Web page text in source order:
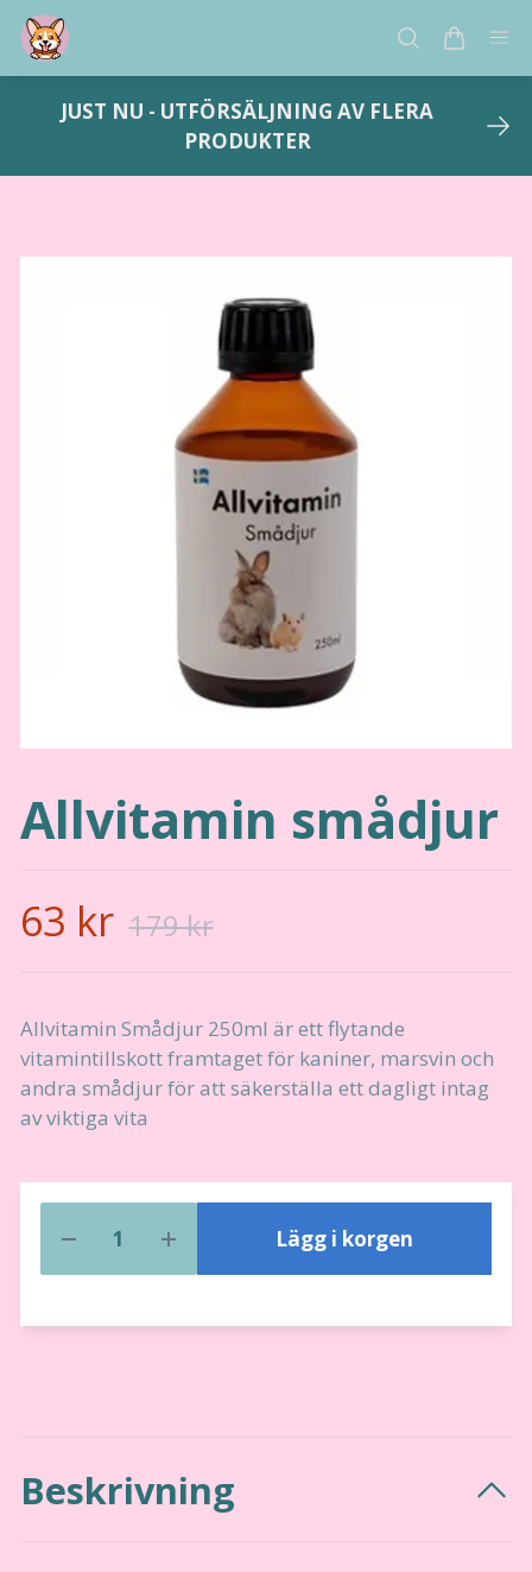
JUST NU - UTFÖRSÄLJNING AV FLERA
PRODUKTER
Allvitamin smådjur
63 kr 179 kr
Allvitamin Smådjur 250ml är ett flytande
vitamintillskott framtaget för kaniner, marsvin och
andra smådjur för att säkerställa ett dagligt intag
av viktiga vita
Lägg i korgen
Beskrivning